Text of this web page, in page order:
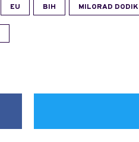
EU BIH MILORAD DODIK